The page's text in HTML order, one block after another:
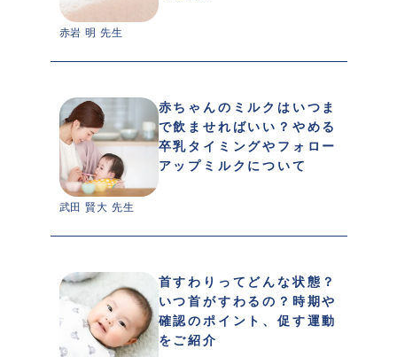
赤岩 明 先生
赤ちゃんのミルクはいつま
で飲ませればいい？やめる
卒乳タイミングやフォロー
アップミルクについて
武田 賢大 先生
首すわりってどんな状態？
いつ首がすわるの？時期や
確認のポイント、促す運動
をご紹介